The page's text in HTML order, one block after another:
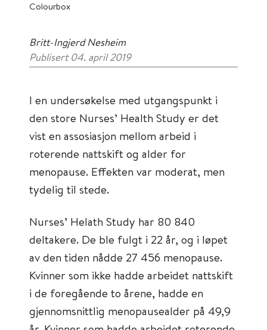
Colourbox
Britt-Ingjerd Nesheim
Publisert 04. april 2019
I en undersøkelse med utgangspunkt i
den store Nurses’ Health Study er det
vist en assosiasjon mellom arbeid i
roterende nattskift og alder for
menopause. Effekten var moderat, men
tydelig til stede.
Nurses’ Helath Study har 80 840
deltakere. De ble fulgt i 22 år, og i løpet
av den tiden nådde 27 456 menopause.
Kvinner som ikke hadde arbeidet nattskift
i de foregående to årene, hadde en
gjennomsnittlig menopausealder på 49,9